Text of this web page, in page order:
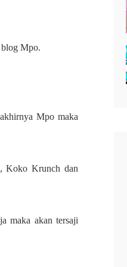
Mpo.
akhirnya Mpo maka
Koko Krunch dan
maka akan tersaji